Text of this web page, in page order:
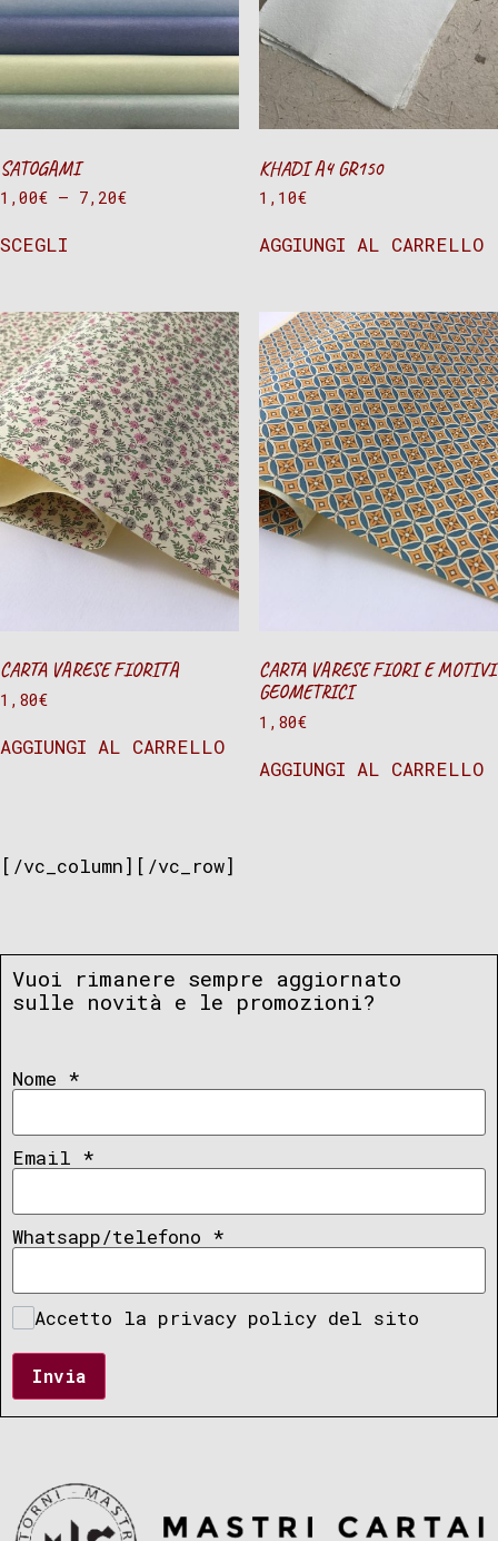
SATOGAMI
1,00€ – 7,20€
SCEGLI
KHADI A4 GR150
1,10€
AGGIUNGI AL CARRELLO
CARTA VARESE FIORITA
1,80€
AGGIUNGI AL CARRELLO
CARTA VARESE FIORI E MOTIVI
GEOMETRICI
1,80€
AGGIUNGI AL CARRELLO
[/vc_column][/vc_row]
Vuoi rimanere sempre aggiornato
sulle novità e le promozioni?
Nome *
Email *
Whatsapp/telefono *
Accetto la privacy policy del sito
Invia